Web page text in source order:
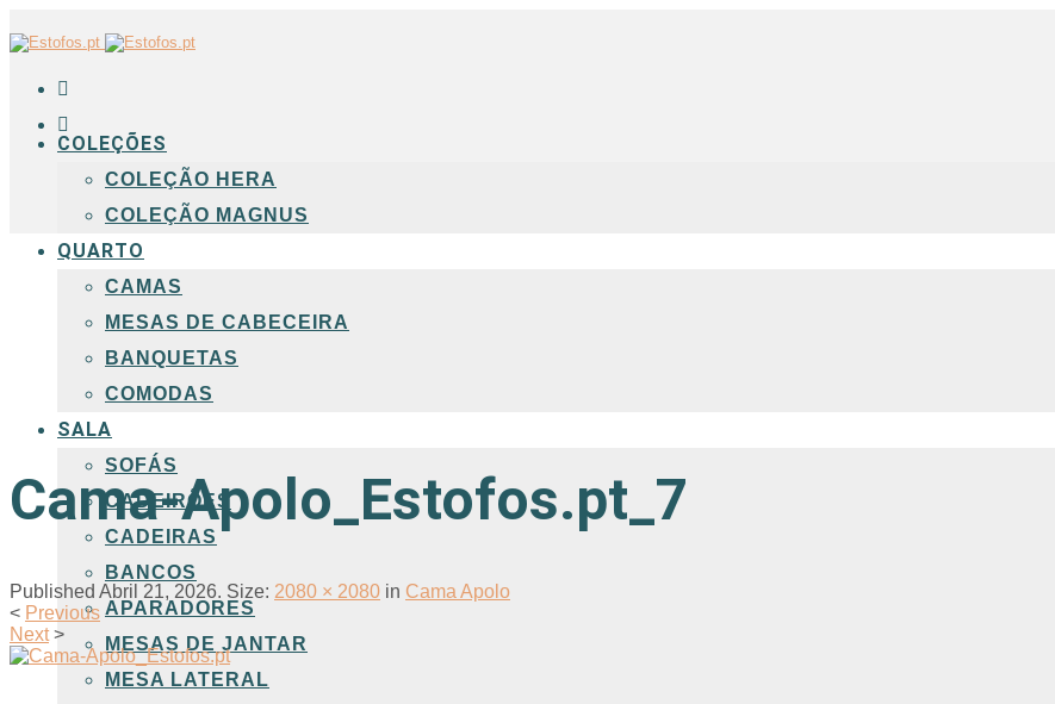
COLEÇÕES
COLEÇÃO HERA
COLEÇÃO MAGNUS
QUARTO
CAMAS
MESAS DE CABECEIRA
BANQUETAS
COMODAS
SALA
SOFÁS
CADEIRÕES
CADEIRAS
BANCOS
APARADORES
MESAS DE JANTAR
MESA LATERAL
Cama-Apolo_Estofos.pt_7
Published Abril 21, 2026. Size: 2080 × 2080 in Cama Apolo
< Previous
Next >